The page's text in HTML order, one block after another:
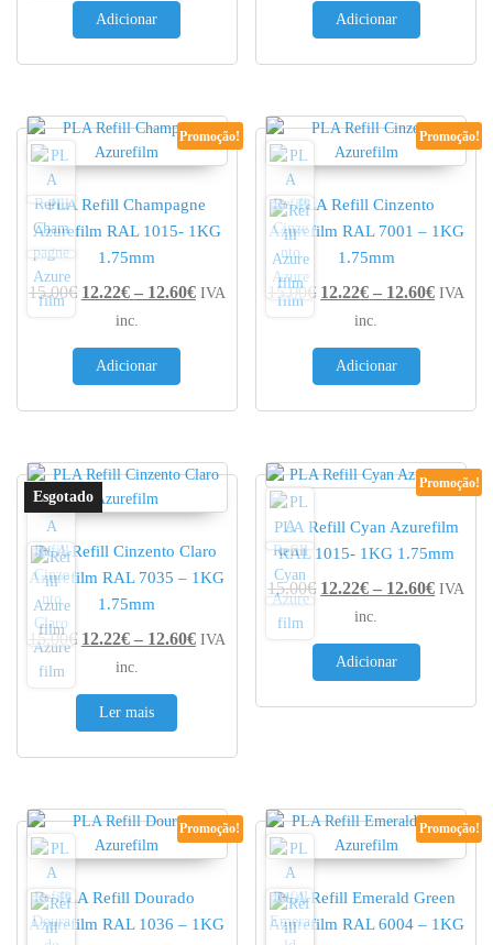
Adicionar Adicionar
Promoção!
PLA Refill Champagne
Azurefilm RAL 1015- 1KG
1.75mm
15.00€ 12.22€ – 12.60€Price range: 12.22€ through 12.60€
IVA
inc.
Adicionar
Promoção!
PLA Refill Cinzento
Azurefilm RAL 7001 – 1KG
1.75mm
15.00€ 12.22€ – 12.60€Price
IVA
inc.
Adicionar
PLA Refill Cinzento Claro
Azurefilm RAL 7035 – 1KG
1.75mm
15.00€ 12.22€ – 12.60€Price range: 12.22€ through 12.60€
IVA
inc.
Ler mais
Promoção!
PLA Refill Cyan Azurefilm
RAL 1015- 1KG 1.75mm
15.00€ 12.22€ – 12.60€Price
IVA
inc.
Adicionar
Promoção!
PLA Refill Dourado
Azurefilm RAL 1036 – 1KG
Promoção!
PLA Refill Emerald Green
Azurefilm RAL 6004 – 1KG